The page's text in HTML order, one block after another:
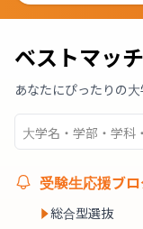
ベストマッ
あなたにぴったりの
受験生応援ブ
総合型選抜